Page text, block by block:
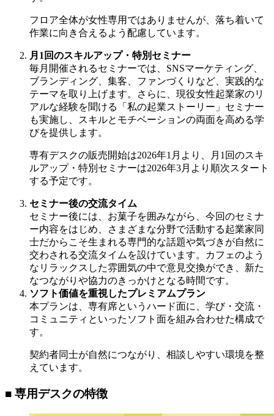
フロア全体が女性専用ではありませんが、落ち着いて
作業に向き合えるよう配慮しています。
月1回のスキルアップ・特別セミナー
毎月開催されるセミナーでは、SNSマーケティング、
ブランディング、集客、ファンづくりなど、実践的な
テーマを取り上げます。さらに、現役女性起業家のリ
アルな経験を聞ける「私の起業ストーリー」セミナー
も実施し、スキルとモチベーションの両面を高める学
びを提供します。
専有デスクの販売開始は2026年1月より、月1回のスキ
ルアップ・特別セミナーは2026年3月より順次スタート
する予定です。
セミナー後の交流タイム
セミナー後には、お菓子を囲みながら、今回のセミナ
ー内容をはじめ、さまざまな分野で活動する起業家同
士だからこそ生まれる専門的な話題や気づきが自然に
交わされる交流タイムを設けています。カフェのよう
なリラックスした雰囲気の中で意見交換ができ、新た
なつながりや協力のきっかけとなる時間です。
ソフト価値を重視したプレミアムプラン
本プランは、専有席というハード面に、学び・交流・
コミュニティといったソフト面を組み合わせた構成で
す。
契約者同士が自然につながり、相談しやすい環境を整
えています。
■ 専用デスクの特徴